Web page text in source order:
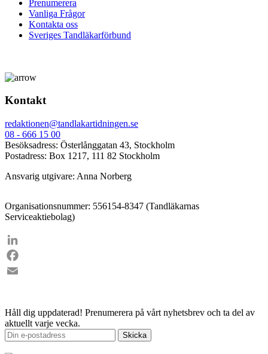
Prenumerera
Vanliga Frågor
Kontakta oss
Sveriges Tandläkarförbund
Kontakt
redaktionen@tandlakartidningen.se
08 - 666 15 00
Besöksadress: Österlånggatan 43, Stockholm
Postadress: Box 1217, 111 82 Stockholm
Ansvarig utgivare: Anna Norberg
Organisationsnummer: 556154-8347 (Tandläkarnas
Serviceaktiebolag)
LinkedIn
Facebook
Håll dig uppdaterad! Prenumerera på vårt nyhetsbrev och ta del av
aktuellt varje vecka.